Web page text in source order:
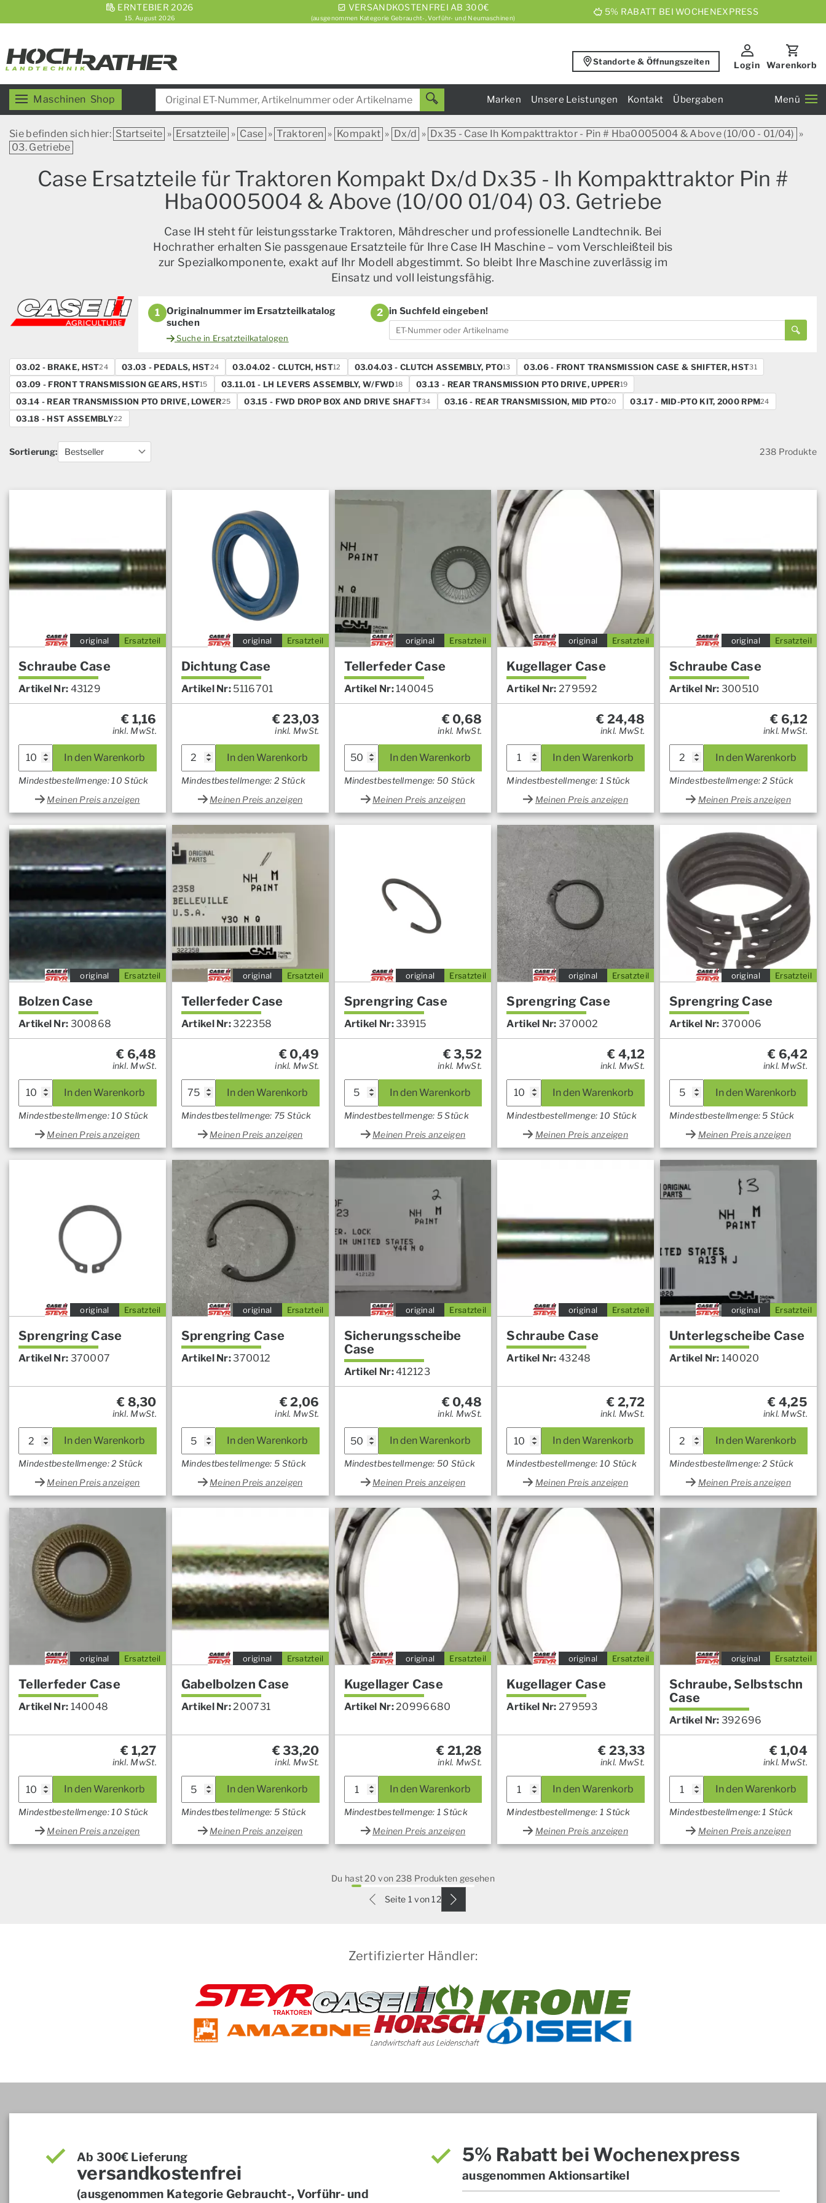
ERNTEBIER 2026
15. August 2026
VERSANDKOSTENFREI AB 300€
(ausgenommen Kategorie Gebraucht-, Vorführ- und Neumaschinen)
5% RABATT BEI WOCHENEXPRESS
Standorte & Öffnungszeiten Login Warenkorb
Maschinen Shop Marken Unsere Leistungen Kontakt Übergaben Menü
Sie befinden sich hier: Startseite » Ersatzteile » Case » Traktoren » Kompakt » Dx/d » Dx35 - Case Ih Kompakttraktor - Pin # Hba0005004 & Above (10/00 - 01/04) »
03. Getriebe
Case Ersatzteile für Traktoren Kompakt Dx/d Dx35 - Ih Kompakttraktor Pin #
Hba0005004 & Above (10/00 01/04) 03. Getriebe
Case IH steht für leistungsstarke Traktoren, Mähdrescher und professionelle Landtechnik. Bei
Hochrather erhalten Sie passgenaue Ersatzteile für Ihre Case IH Maschine – vom Verschleißteil bis
zur Spezialkomponente, exakt auf Ihr Modell abgestimmt. So bleibt Ihre Maschine zuverlässig im
Einsatz und voll leistungsfähig.
1
Originalnummer im Ersatzteilkatalog
suchen
Suche in Ersatzteilkatalogen
2 in Suchfeld eingeben!
03.02 - BRAKE, HST24 03.03 - PEDALS, HST24 03.04.02 - CLUTCH, HST12 03.04.03 - CLUTCH ASSEMBLY, PTO13 03.06 - FRONT TRANSMISSION CASE & SHIFTER, HST31
03.09 - FRONT TRANSMISSION GEARS, HST15 03.11.01 - LH LEVERS ASSEMBLY, W/FWD18 03.13 - REAR TRANSMISSION PTO DRIVE, UPPER19
03.14 - REAR TRANSMISSION PTO DRIVE, LOWER25 03.15 - FWD DROP BOX AND DRIVE SHAFT34 03.16 - REAR TRANSMISSION, MID PTO20 03.17 - MID-PTO KIT, 2000 RPM24
03.18 - HST ASSEMBLY22
Sortierung: 238 Produkte
Ersatzteil
original
Schraube Case
Artikel Nr: 43129
€ 1,16
inkl. MwSt.
In den Warenkorb
Mindestbestellmenge: 10 Stück
Meinen Preis anzeigen
Ersatzteil
original
Dichtung Case
Artikel Nr: 5116701
€23,03
inkl. MwSt.
In den Warenkorb
Mindestbestellmenge: 2 Stück
Meinen Preis anzeigen
Ersatzteil
original
Tellerfeder Case
Artikel Nr: 140045
€0,68
inkl. MwSt.
In den Warenkorb
Mindestbestellmenge: 50 Stück
Meinen Preis anzeigen
Ersatzteil
original
Kugellager Case
Artikel Nr: 279592
€ 24,48
inkl. MwSt.
In den Warenkorb
Mindestbestellmenge: 1 Stück
Meinen Preis anzeigen
Ersatzteil
original
Schraube Case
Artikel Nr: 300510
€ 6,12
inkl. MwSt.
In den Warenkorb
Mindestbestellmenge: 2 Stück
Meinen Preis anzeigen
Ersatzteil
original
Bolzen Case
Artikel Nr: 300868
€ 6,48
inkl. MwSt.
In den Warenkorb
Mindestbestellmenge: 10 Stück
Meinen Preis anzeigen
Ersatzteil
original
Tellerfeder Case
Artikel Nr:322358
€ 0,49
inkl. MwSt.
In den Warenkorb
Mindestbestellmenge: 75 Stück
Meinen Preis anzeigen
Ersatzteil
original
Sprengring Case
Artikel Nr:33915
€3,52
inkl. MwSt.
In den Warenkorb
Mindestbestellmenge: 5 Stück
Meinen Preis anzeigen
Ersatzteil
original
Sprengring Case
Artikel Nr: 370002
€ 4,12
inkl. MwSt.
In den Warenkorb
Mindestbestellmenge: 10 Stück
Meinen Preis anzeigen
Ersatzteil
original
Sprengring Case
Artikel Nr: 370006
€ 6,42
inkl. MwSt.
In den Warenkorb
Mindestbestellmenge: 5 Stück
Meinen Preis anzeigen
Ersatzteil
original
Sprengring Case
Artikel Nr: 370007
€ 8,30
inkl. MwSt.
In den Warenkorb
Mindestbestellmenge: 2 Stück
Meinen Preis anzeigen
Ersatzteil
original
Sprengring Case
Artikel Nr:370012
€2,06
inkl. MwSt.
In den Warenkorb
Mindestbestellmenge: 5 Stück
Meinen Preis anzeigen
Ersatzteil
original
Sicherungsscheibe
Case
Artikel Nr:412123
€0,48
inkl. MwSt.
In den Warenkorb
Mindestbestellmenge: 50 Stück
Meinen Preis anzeigen
Ersatzteil
original
Schraube Case
Artikel Nr: 43248
€ 2,72
inkl. MwSt.
In den Warenkorb
Mindestbestellmenge: 10 Stück
Meinen Preis anzeigen
Ersatzteil
original
Unterlegscheibe Case
Artikel Nr: 140020
€ 4,25
inkl. MwSt.
In den Warenkorb
Mindestbestellmenge: 2 Stück
Meinen Preis anzeigen
Ersatzteil
original
Tellerfeder Case
Artikel Nr: 140048
€ 1,27
inkl. MwSt.
In den Warenkorb
Mindestbestellmenge: 10 Stück
Meinen Preis anzeigen
Ersatzteil
original
Gabelbolzen Case
Artikel Nr:200731
€33,20
inkl. MwSt.
In den Warenkorb
Mindestbestellmenge: 5 Stück
Meinen Preis anzeigen
Ersatzteil
original
Kugellager Case
Artikel Nr:20996680
€ 21,28
inkl. MwSt.
In den Warenkorb
Mindestbestellmenge: 1 Stück
Meinen Preis anzeigen
Ersatzteil
original
Kugellager Case
Artikel Nr: 279593
€ 23,33
inkl. MwSt.
In den Warenkorb
Mindestbestellmenge: 1 Stück
Meinen Preis anzeigen
Ersatzteil
original
Schraube, Selbstschn
Case
Artikel Nr: 392696
€ 1,04
inkl. MwSt.
In den Warenkorb
Mindestbestellmenge: 1 Stück
Meinen Preis anzeigen
Du hast 20 von 238 Produkten gesehen
Seite 1 von 12
Zertifizierter Händler:
Ab 300€ Lieferung
versandkostenfrei
(ausgenommen Kategorie Gebraucht-, Vorführ- und
5% Rabatt bei Wochenexpress
ausgenommen Aktionsartikel